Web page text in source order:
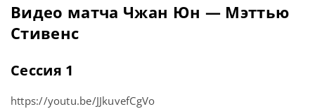
Видео матча Чжан Юн — Мэттью
Стивенс
Сессия 1
https://youtu.be/JJkuvefCgVo